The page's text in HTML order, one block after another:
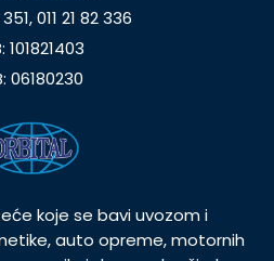
011 21 82 336
101821403
06180230
koje se bavi uvozom i
auto opreme, motornih